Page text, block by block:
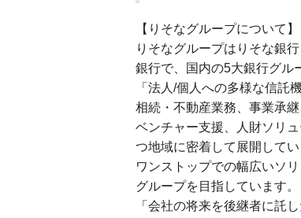
【りそなグループについて】
りそなグループはりそな銀
銀行で、国内の5大銀行グル
「法人/個人への多様な信託
相続・不動産業務、事業承
ベンチャー支援、人財ソリ
つ地域に密着して展開してい
ワンストップでの幅広いソ
グループを目指しています。
「会社の将来を後継者に託